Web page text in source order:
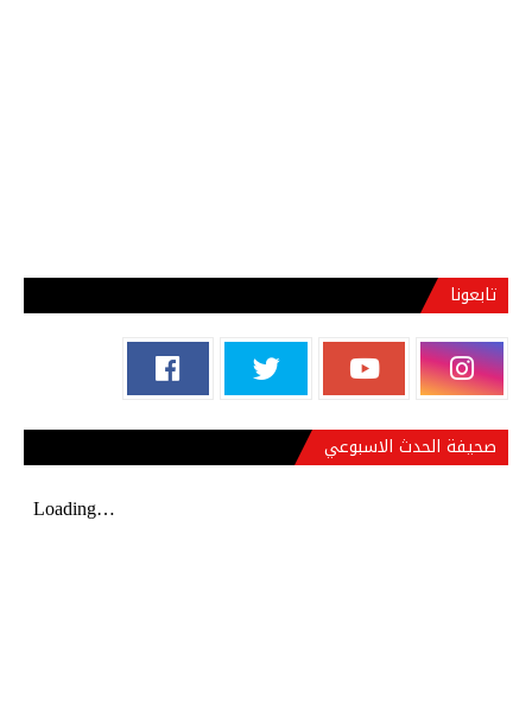
تابعونا
صحيفة الحدث الاسبوعي